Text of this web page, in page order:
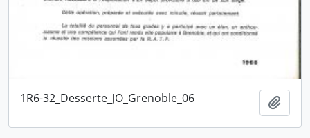
1R6-32_Desserte_JO_Grenoble_06